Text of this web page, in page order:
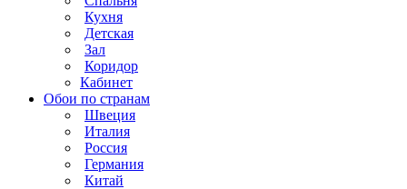
Кухня
Детская
Зал
Коридор
Кабинет
Обои по странам
Швеция
Италия
Россия
Германия
Китай